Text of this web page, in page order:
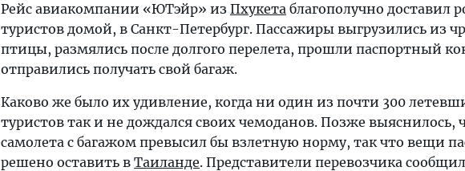
Рейс авиакомпании «ЮТэйр» из Пхукета благополучно доставил
туристов домой, в Санкт-Петербург. Пассажиры выгрузились из
птицы, размялись после долгого перелета, прошли паспортный
отправились получать свой багаж.
Каково же было их удивление, когда ни один из почти 300
туристов так и не дождался своих чемоданов. Позже выяснилось,
самолета с багажом превысил бы взлетную норму, так что вещи
решено оставить в Таиланде. Представители перевозчика